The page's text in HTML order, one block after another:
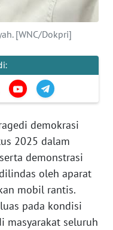
[WNC/Dokpri]
demokrasi
2025 dalam
demonstrasi
oleh aparat
mobil rantis.
pada kondisi
masyarakat seluruh